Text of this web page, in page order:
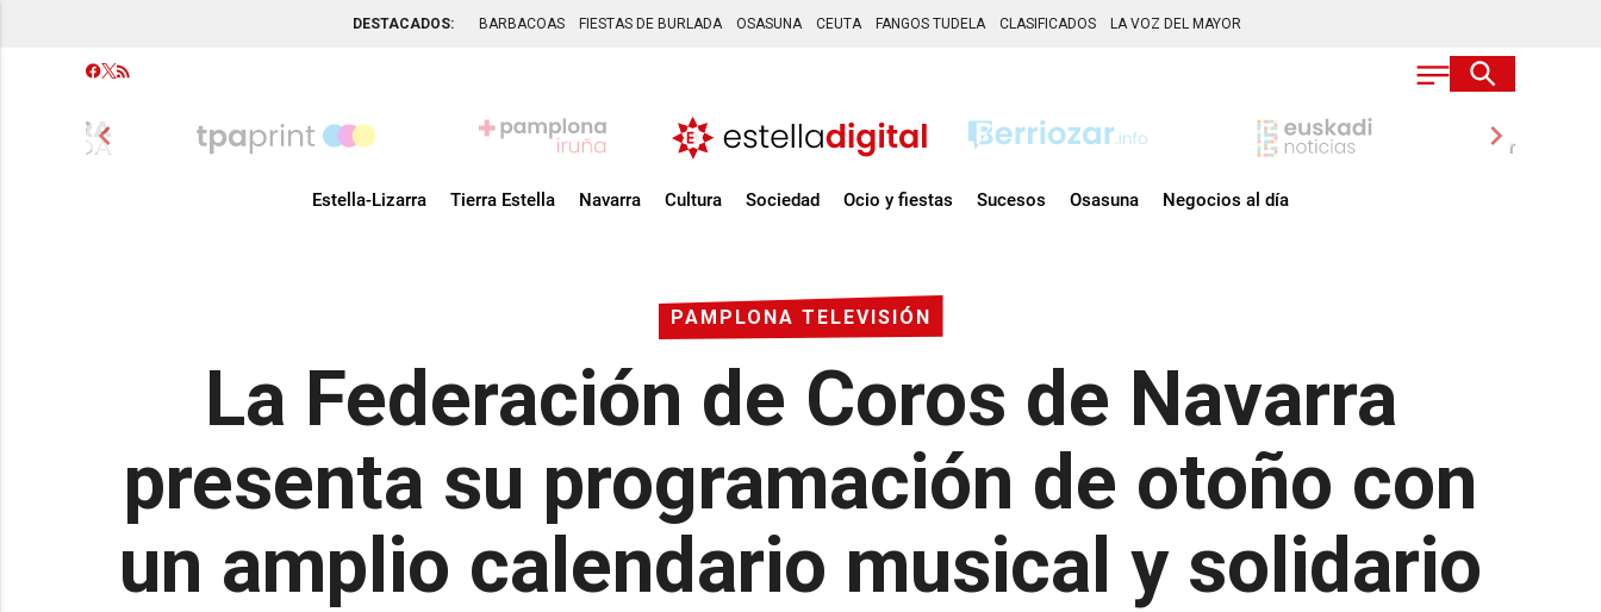
DESTACADOS: BARBACOAS FIESTAS DE BURLADA OSASUNA CEUTA FANGOS TUDELA CLASIFICADOS LA VOZ DEL MAYOR
chevron_left chevron_right
Estella-Lizarra Tierra Estella Navarra Cultura Sociedad Ocio y fiestas Sucesos Osasuna Negocios al día
PAMPLONA TELEVISIÓN
La Federación de Coros de Navarra
presenta su programación de otoño con
un amplio calendario musical y solidario